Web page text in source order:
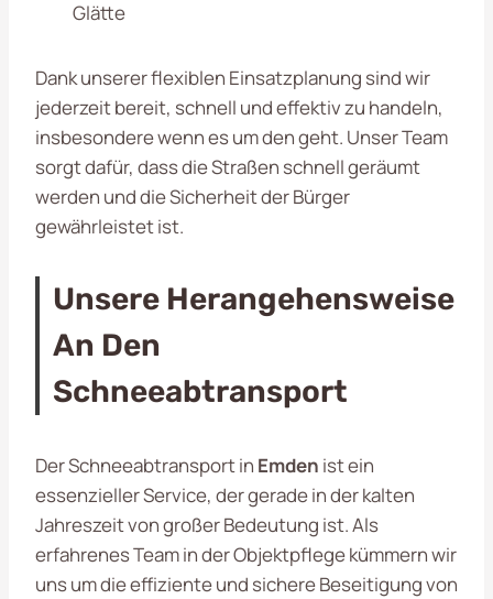
Glätte
Dank unserer flexiblen Einsatzplanung sind wir
jederzeit bereit, schnell und effektiv zu handeln,
insbesondere wenn es um den geht. Unser Team
sorgt dafür, dass die Straßen schnell geräumt
werden und die Sicherheit der Bürger
gewährleistet ist.
Unsere Herangehensweise
An Den
Schneeabtransport
Der Schneeabtransport in Emden ist ein
essenzieller Service, der gerade in der kalten
Jahreszeit von großer Bedeutung ist. Als
erfahrenes Team in der Objektpflege kümmern wir
uns um die effiziente und sichere Beseitigung von